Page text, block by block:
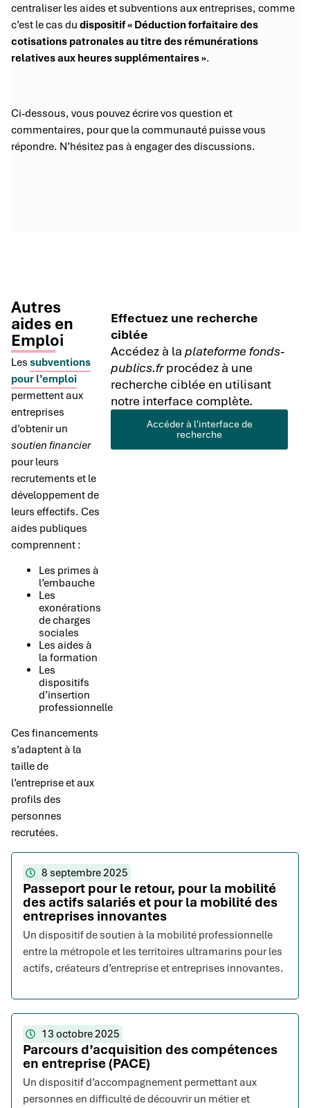
centraliser les aides et subventions aux entreprises, comme
c’est le cas du dispositif « Déduction forfaitaire des
cotisations patronales au titre des rémunérations
relatives aux heures supplémentaires ».
Ci-dessous, vous pouvez écrire vos question et
commentaires, pour que la communauté puisse vous
répondre. N’hésitez pas à engager des discussions.
Autres
aides en
Emploi
Les subventions
pour l’emploi
permettent aux
entreprises
d’obtenir un
soutien financier
pour leurs
recrutements et le
développement de
leurs effectifs. Ces
aides publiques
comprennent :
Les primes à
l’embauche
Les
exonérations
de charges
sociales
Les aides à
la formation
Les
dispositifs
d’insertion
professionnelle
Ces financements
s’adaptent à la
taille de
l’entreprise et aux
profils des
personnes
recrutées.
Effectuez une recherche
ciblée
Accédez à laplateforme fonds-
publics.frprocédez à une
recherche ciblée en utilisant
notre interface complète.
Accéder à l'interface de
recherche
8 septembre 2025
Passeport pour le retour, pour la mobilité
des actifs salariés et pour la mobilité des
entreprises innovantes
Un dispositif de soutien à la mobilité professionnelle
entre la métropole et les territoires ultramarins pour les
actifs, créateurs d’entreprise et entreprises innovantes.
13 octobre 2025
Parcours d’acquisition des compétences
en entreprise (PACE)
Un dispositif d’accompagnement permettant aux
personnes en difficulté de découvrir un métier et